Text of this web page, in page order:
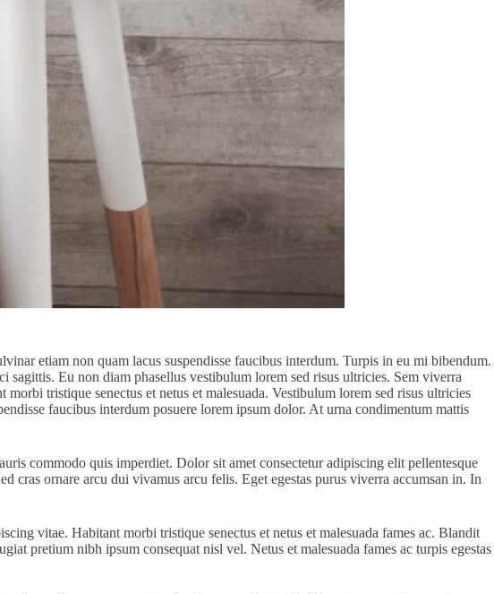
etiam non quam lacus suspendisse faucibus interdum. Turpis in eu mi bibendum.
Eu non diam phasellus vestibulum lorem sed risus ultricies. Sem viverra
tristique senectus et netus et malesuada. Vestibulum lorem sed risus ultricies
faucibus interdum posuere lorem ipsum dolor. At urna condimentum mattis
commodo quis imperdiet. Dolor sit amet consectetur adipiscing elit pellentesque
cras ornare arcu dui vivamus arcu felis. Eget egestas purus viverra accumsan in. In
vitae. Habitant morbi tristique senectus et netus et malesuada fames ac. Blandit
pretium nibh ipsum consequat nisl vel. Netus et malesuada fames ac turpis egestas